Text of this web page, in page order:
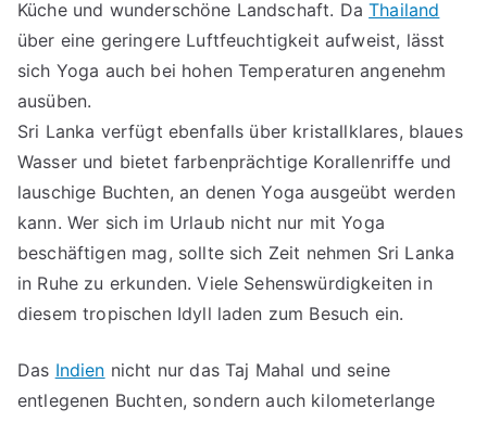
Küche und wunderschöne Landschaft. DaThailand
über eine geringere Luftfeuchtigkeit aufweist, lässt
sich Yoga auch bei hohen Temperaturen angenehm
ausüben.
Sri Lanka verfügt ebenfalls über kristallklares, blaues
Wasser und bietet farbenprächtige Korallenriffe und
lauschige Buchten, an denen Yoga ausgeübt werden
kann. Wer sich im Urlaub nicht nur mit Yoga
beschäftigen mag, sollte sich Zeit nehmen Sri Lanka
in Ruhe zu erkunden. Viele Sehenswürdigkeiten in
diesem tropischen Idyll laden zum Besuch ein.
Das Indien nicht nur das Taj Mahal und seine
entlegenen Buchten, sondern auch kilometerlange